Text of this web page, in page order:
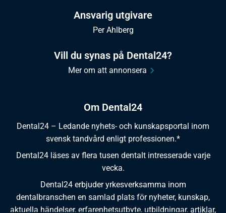
Om Dental24
Dental24 – Ledande nyhets- och kunskapsportal inom
svensk tandvård enligt professionen.*
Dental24 läses av flera tusen dentalt intresserade varje
vecka.
Dental24 erbjuder yrkesverksamma inom
dentalbranschen en samlad plats för nyheter, kunskap,
aktuella händelser, erfarenhetsutbyte, utbildningar, artiklar,
Ansvarig utgivare
Per Ahlberg
Vill du synas på Dental24?
Mer om att annonsera